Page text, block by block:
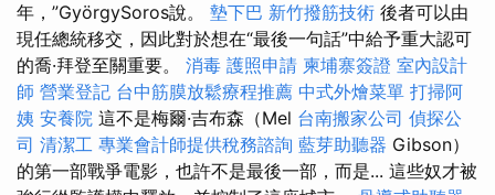
年，”GyörgySoros說。 墊下巴 新竹撥筋技術 後者可以由
現任總統移交，因此對於想在“最後一句話”中給予重大認可
的喬·拜登至關重要。 消毒 護照申請 柬埔寨簽證 室內設計
師 營業登記 台中筋膜放鬆療程推薦 中式外燴菜單 打掃阿
姨 安養院 這不是梅爾·吉布森（Mel 台南搬家公司 偵探公
司 清潔工 專業會計師提供稅務諮詢 藍芽助聽器 Gibson）
的第一部戰爭電影，也許不是最後一部，而是... 這些奴才被